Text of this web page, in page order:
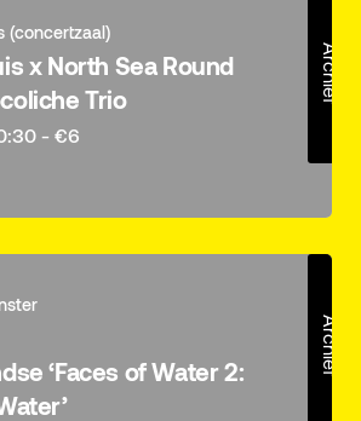
Archief
(concertzaal)
x North Sea Round
Trio
- €6
Archief
‘Faces of Water 2: